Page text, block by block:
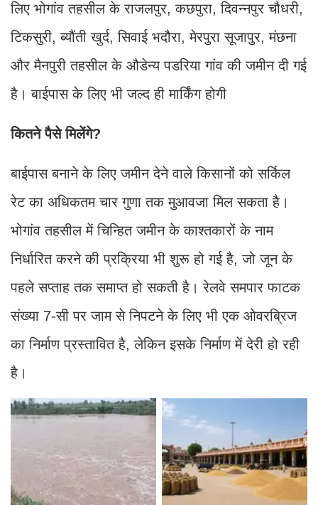
लिए भोगांव तहसील के राजलपुर, कछपुरा, दिवन्नपुर चौधरी,
टिकसुरी, ब्यौंती खुर्द, सिवाई भदौरा, मेरपुरा सूजापुर, मंछना
और मैनपुरी तहसील के औडेन्य पडरिया गांव की जमीन दी गई
है। बाईपास के लिए भी जल्द ही मार्किंग होगी
कितने पैसे मिलेंगे?
बाईपास बनाने के लिए जमीन देने वाले किसानों को सर्किल
रेट का अधिकतम चार गुणा तक मुआवजा मिल सकता है।
भोगांव तहसील में चिन्हित जमीन के काश्तकारों के नाम
निर्धारित करने की प्रक्रिया भी शुरू हो गई है, जो जून के
पहले सप्ताह तक समाप्त हो सकती है। रेलवे समपार फाटक
संख्या 7-सी पर जाम से निपटने के लिए भी एक ओवरब्रिज
का निर्माण प्रस्तावित है, लेकिन इसके निर्माण में देरी हो रही
है।